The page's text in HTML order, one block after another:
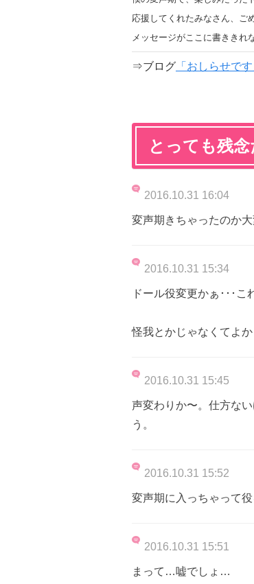
応援してくれたみなさん、ご
メッセージがここに書ききれ
⇒ブログ 「おしらせです
とっても残
2016.10.31 16:04
変声期きちゃったのか
2016.10.31 15:34
ドール役変更かぁ･･･こ
怪我とかじゃなくてよか
2016.10.31 15:45
声変わりか〜。仕方な
う。
2016.10.31 15:52
変声期に入っちゃって
2016.10.31 15:51
まって…嘘でしょ…